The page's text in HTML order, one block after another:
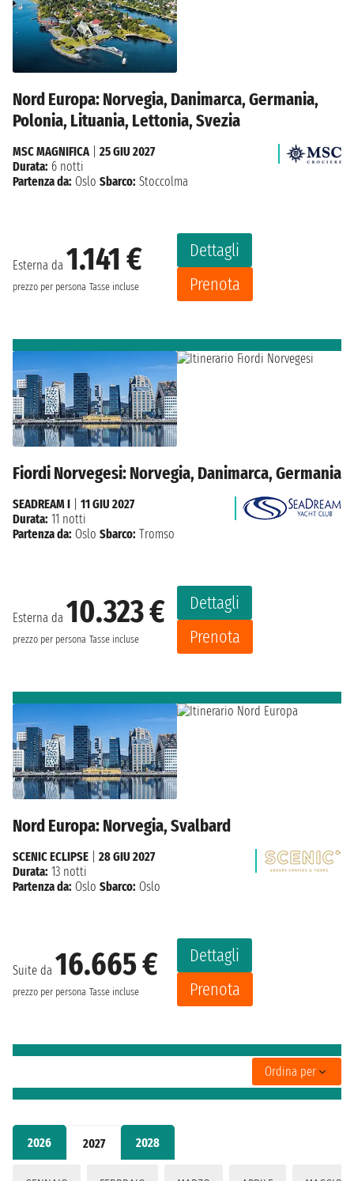
2026 2027 2028
Nord Europa: Norvegia, Danimarca, Germania,
Polonia, Lituania, Lettonia, Svezia
Esterna da 1.141 €
prezzo per persona Tasse incluse
Dettagli
Prenota
MSC MAGNIFICA
25 GIU 2027
Durata: 6 notti
Partenza da: Oslo Sbarco: Stoccolma
Fiordi Norvegesi: Norvegia, Danimarca, Germania
Esterna da 10.323 €
prezzo per persona Tasse incluse
Dettagli
Prenota
SEADREAM I
11 GIU 2027
Durata: 11 notti
Partenza da: Oslo Sbarco: Tromso
Nord Europa: Norvegia, Svalbard
Suite da 16.665 €
prezzo per persona Tasse incluse
Dettagli
Prenota
SCENIC ECLIPSE
28 GIU 2027
Durata: 13 notti
Partenza da: Oslo Sbarco: Oslo
Ordina per